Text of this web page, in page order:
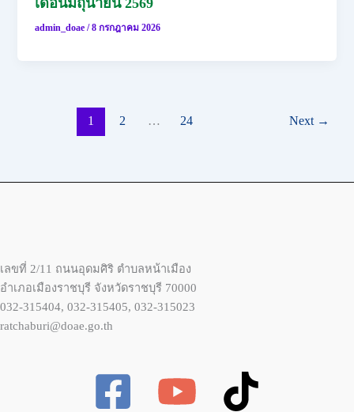
admin_doae/8 กรกฎาคม 2026
1 2 … 24 Next →
เลขที่ 2/11 ถนนอุดมศิริ ตำบลหน้าเมือง
อำเภอเมืองราชบุรี จังหวัดราชบุรี 70000
032-315404, 032-315405, 032-315023
ratchaburi@doae.go.th